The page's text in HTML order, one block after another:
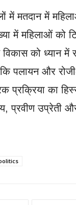
में मतदान में
में महिलाओं को
को ध्यान में
पलायन और
प्रक्रिया का
उप्रेती